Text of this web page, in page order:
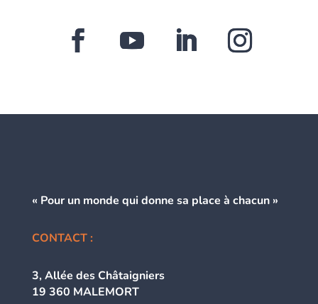
« Pour un monde qui donne sa place à chacun »
CONTACT :
3, Allée des Châtaigniers
19 360 MALEMORT